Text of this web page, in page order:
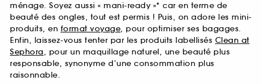
ménage. Soyez aussi « mani-ready »* car en terme de
beauté des ongles, tout est permis ! Puis, on adore les mini-
produits, en format voyage, pour optimiser ses bagages.
Enfin, laissez-vous tenter par les produits labellisés Clean at
Sephora, pour un maquillage naturel, une beauté plus
responsable, synonyme d’une consommation plus
raisonnable.